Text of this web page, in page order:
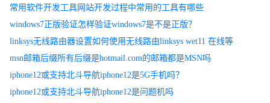
常用软件开发工具网站开发过程中常用的工具有哪些
windows7正版验证怎样验证windows7是不是正版？
linksys无线路由器设置如何使用无线路由linksys wet11 在线等
msn邮箱后缀所有后缀是hotmail.com的邮箱都是MSN吗
iphone12或支持北斗导航iphone12是5G手机吗？
iphone12或支持北斗导航iphone12是问题机吗